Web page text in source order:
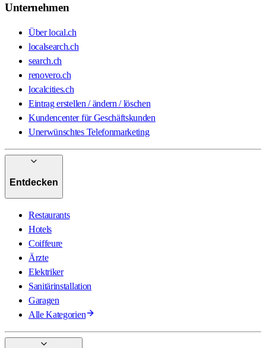
Unternehmen
Über local.ch
localsearch.ch
search.ch
renovero.ch
localcities.ch
Eintrag erstellen / ändern / löschen
Kundencenter für Geschäftskunden
Unerwünschtes Telefonmarketing
Entdecken
Restaurants
Hotels
Coiffeure
Ärzte
Elektriker
Sanitärinstallation
Garagen
Alle Kategorien